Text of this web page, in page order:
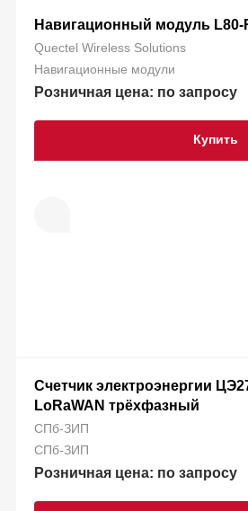
Навигационный модуль L80-
Quectel Wireless Solutions
Навигационные модули
Розничная цена: по запросу
Купить
Счетчик электроэнергии
LoRaWAN трёхфазный
СПб-ЗИП
СПб-ЗИП
Розничная цена: по запросу